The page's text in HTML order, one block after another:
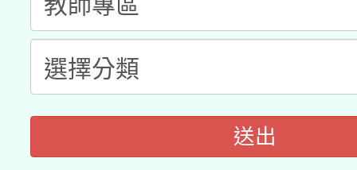
pilot」
有關大陸委員會函釋公
薪期間赴陸應申請許可
轉知經濟部水利署委託
業技術研究院辦理「
用水績優單位及節水達
115年8月22日(星期六
桃園市孔廟祈福系列
2026年桃園地景藝術
送出